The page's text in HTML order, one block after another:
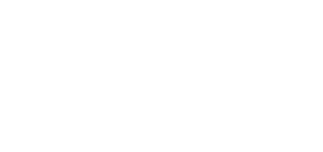
functie nog niet ontdekt hebt, want dit is namelijk
foto’s maken met de volumetoetsen, wat zeker bij
is namelijk voor mensen met kleine handen toch
met de volumetoetsen: ingedrukt houden en je